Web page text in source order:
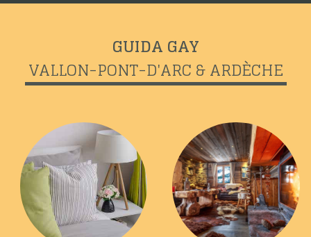
GUIDA GAY
VALLON-PONT-D'ARC & ARDÈCHE